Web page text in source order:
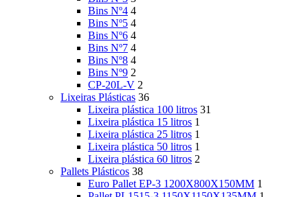
Bins Nº4 4
Bins Nº5 4
Bins Nº6 4
Bins Nº7 4
Bins Nº8 4
Bins Nº9 2
CP-20L-V 2
Lixeiras Plásticas 36
Lixeira plástica 100 litros 31
Lixeira plástica 15 litros 1
Lixeira plástica 25 litros 1
Lixeira plástica 50 litros 1
Lixeira plástica 60 litros 2
Pallets Plásticos 38
Euro Pallet EP-3 1200X800X150MM 1